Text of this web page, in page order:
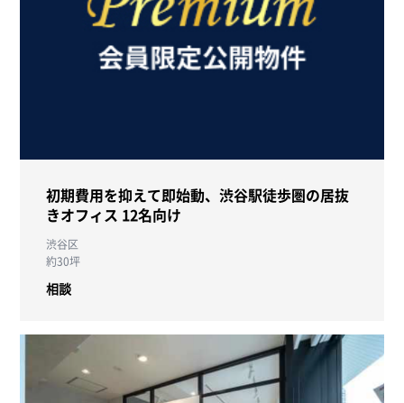
初期費用を抑えて即始動、渋谷駅徒歩圏の居抜
きオフィス 12名向け
渋谷区
約30坪
相談